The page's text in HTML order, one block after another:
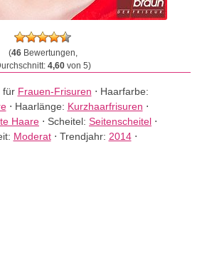
(46Bewertungen,
4,60von 5)
für Frauen-Frisuren ⋅ Haarfarbe:
⋅ Haarlänge: Kurzhaarfrisuren ⋅
Haare ⋅ Scheitel: Seitenscheitel ⋅
Moderat⋅ Trendjahr: 2014⋅